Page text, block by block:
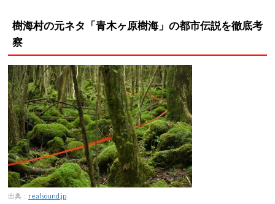
樹海村の元ネタ「青木ヶ原樹海」の都市伝説を徹底考
察
出典： realsound.jp